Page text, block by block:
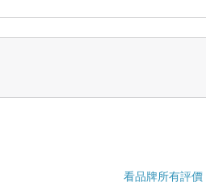
看品牌所有評價